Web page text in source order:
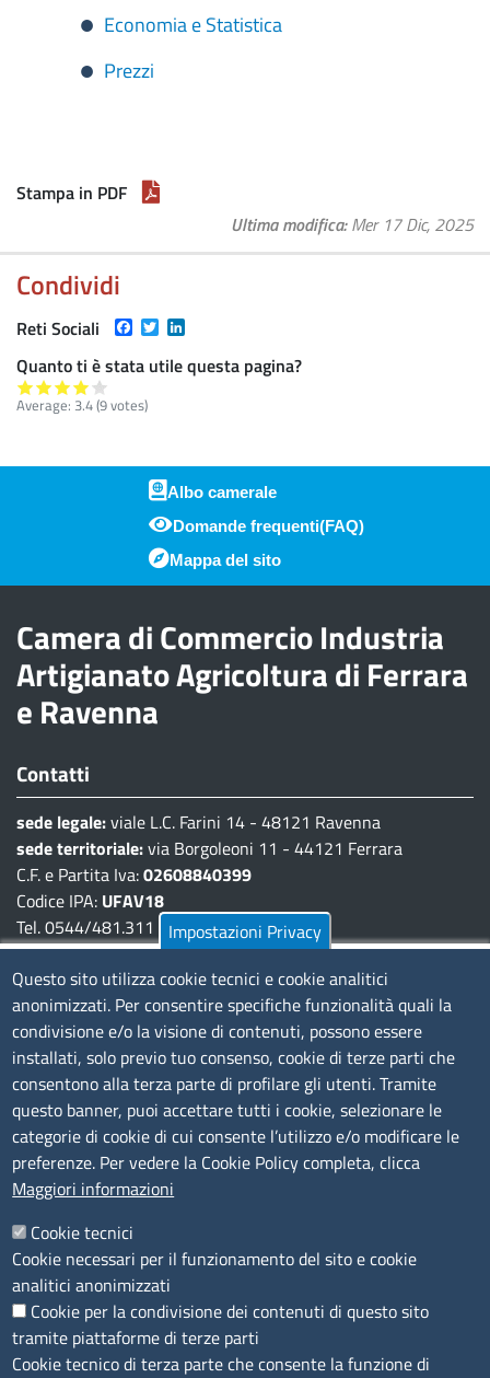
Economia e Statistica
Prezzi
Stampa in PDF
Ultima modifica Mer 17 Dic, 2025
Condividi
Reti Sociali Facebook
Twitter
Quanto ti è stata utile questa pagina?
Average: 3.4(9votes)
Piè di pagina
Albo camerale
Domande frequenti(FAQ)
Mappa del sito
Camera di Commercio Industria
Artigianato Agricoltura di Ferrara
e Ravenna
Contatti
sede legale:viale L.C. Farini 14 - 48121 Ravenna
sede territoriale:via Borgoleoni 11 - 44121 Ferrara
C.F. e Partita Iva:02608840399
Codice IPA: UFAV18
Tel. 0544/481.311 - 0532/783.711
Pec:cciaa@pec.fera.camcom.it
Amministrazione Trasparente
Bandi di gara
Bilanci
Concorsi e selezioni
Procedimenti
Provvedimenti
Seguici su
Sito web
Impostazioni Privacy
Questo sito utilizza cookie tecnici e cookie analitici
anonimizzati. Per consentire specifiche funzionalità quali la
condivisione e/o la visione di contenuti, possono essere
installati, solo previo tuo consenso, cookie di terze parti che
consentono alla terza parte di profilare gli utenti. Tramite
questo banner, puoi accettare tutti i cookie, selezionare le
categorie di cookie di cui consente l’utilizzo e/o modificare le
preferenze. Per vedere la Cookie Policy completa, clicca
Maggiori informazioni
Cookie tecnici
Cookie necessari per il funzionamento del sito e cookie
analitici anonimizzati
Cookie per la condivisione dei contenuti di questo sito
tramite piattaforme di terze parti
Cookie tecnico di terza parte che consente la funzione di